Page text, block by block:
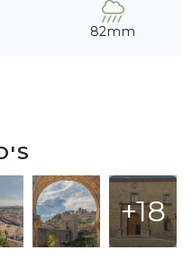
82mm
+18